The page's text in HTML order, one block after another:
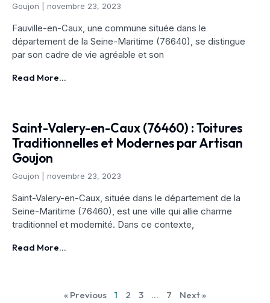
Goujon novembre 23, 2023
Fauville-en-Caux, une commune située dans le
département de la Seine-Maritime (76640), se distingue
par son cadre de vie agréable et son
Read More...
Saint-Valery-en-Caux (76460) : Toitures
Traditionnelles et Modernes par Artisan
Goujon
Goujon novembre 23, 2023
Saint-Valery-en-Caux, située dans le département de la
Seine-Maritime (76460), est une ville qui allie charme
traditionnel et modernité. Dans ce contexte,
Read More...
« Previous 1 2 3 … 7 Next »